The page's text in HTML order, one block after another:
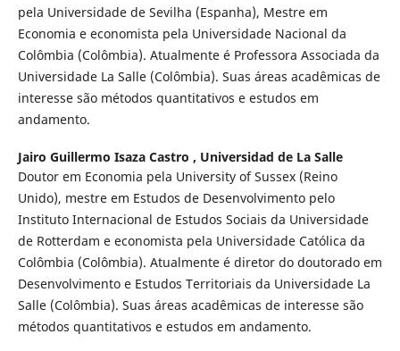
pela Universidade de Sevilha (Espanha), Mestre em
Economia e economista pela Universidade Nacional da
Colômbia (Colômbia). Atualmente é Professora Associada da
Universidade La Salle (Colômbia). Suas áreas acadêmicas de
interesse são métodos quantitativos e estudos em
andamento.
Jairo Guillermo Isaza Castro , Universidad de La Salle
Doutor em Economia pela University of Sussex (Reino
Unido), mestre em Estudos de Desenvolvimento pelo
Instituto Internacional de Estudos Sociais da Universidade
de Rotterdam e economista pela Universidade Católica da
Colômbia (Colômbia). Atualmente é diretor do doutorado em
Desenvolvimento e Estudos Territoriais da Universidade La
Salle (Colômbia). Suas áreas acadêmicas de interesse são
métodos quantitativos e estudos em andamento.